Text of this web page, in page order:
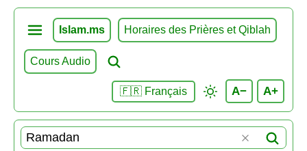
Islam.ms Horaires des Prières et Qiblah
Cours Audio
🇫🇷 Français A− A+